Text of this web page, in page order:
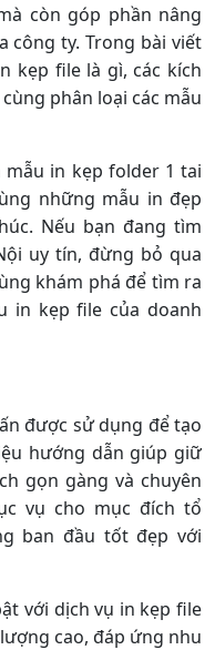
còn góp phần nâng
công ty. Trong bài viết
kẹp file là gì, các kích
phân loại các mẫu
mẫu in kẹp folder 1 tai
những mẫu in đẹp
Nếu bạn đang tìm
uy tín, đừng bỏ qua
khám phá để tìm ra
in kẹp file của doanh
được sử dụng để tạo
hướng dẫn giúp giữ
gọn gàng và chuyên
vụ cho mục đích tổ
ban đầu tốt đẹp với
với dịch vụ in kẹp file
cao, đáp ứng nhu